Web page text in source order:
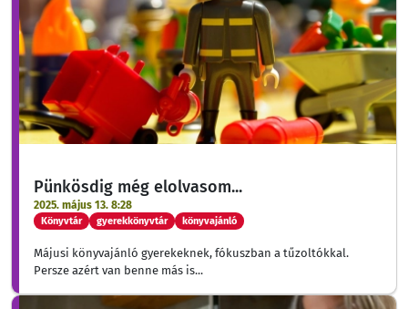
Pünkösdig még elolvasom...
2025. május 13. 8:28
Könyvtár gyerekkönyvtár könyvajánló
Májusi könyvajánló gyerekeknek, fókuszban a tűzoltókkal.
Persze azért van benne más is...